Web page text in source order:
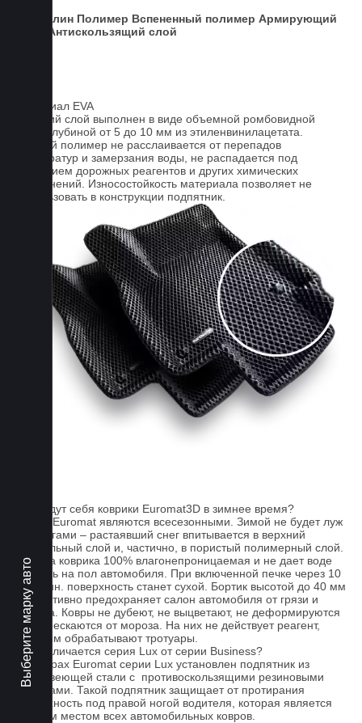
Выберите марку авто
Ковролин Полимер Вспененный полимер Армирующий
Антискользящий слой
Материал EVA
Верхний слой выполнен в виде объемной ромбовидной
сетки глубиной от 5 до 10 мм из этиленвинилацетата.
Данный полимер не расслаивается от перепадов
температур и замерзания воды, не распадается под
действием дорожных реагентов и других химических
загрязнений. Износостойкость материала позволяет не
использовать в конструкции подпятник.
Как ведут себя коврики Euromat3D в зимнее время?
Ковры Euromat являются всесезонными. Зимой не будет луж
под ногами – растаявший снег впитывается в верхний
текстильный слой и, частично, в пористый полимерный слой.
Основа коврика 100% влагонепроницаемая и не дает воде
попасть на пол автомобиля. При включенной печке через 10
- 15 мин. поверхность станет сухой. Бортик высотой до 40 мм
эффективно предохраняет салон автомобиля от грязи и
мусора. Ковры не дубеют, не выцветают, не деформируются
и не трескаются от мороза. На них не действует реагент,
которым обрабатывают тротуары.
Чем отличается серия Lux от серии Business?
На коврах Euromat серии Lux установлен подпятник из
нержавеющей стали с противоскользящими резиновыми
вставками. Такой подпятник защищает от протирания
поверхность под правой ногой водителя, которая является
слабым местом всех автомобильных ковров.